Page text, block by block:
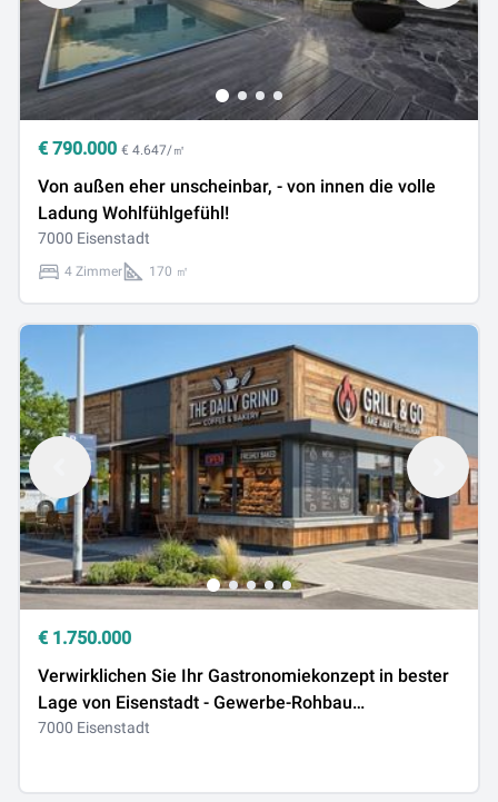
€ 790.000 € 4.647/㎡
Von außen eher unscheinbar, - von innen die volle
Ladung Wohlfühlgefühl!
7000 Eisenstadt
4 Zimmer 170 ㎡
€ 1.750.000
Verwirklichen Sie Ihr Gastronomiekonzept in bester
Lage von Eisenstadt - Gewerbe-Rohbau
einschließlich Baurecht
7000 Eisenstadt